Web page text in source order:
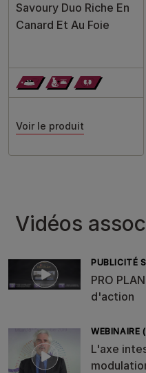
Savoury Duo Riche En
Canard Et Au Foie
Voir le produit
Vidéos
PUBLICITÉ
PRO
d'action
WEBINAIRE
L'axe